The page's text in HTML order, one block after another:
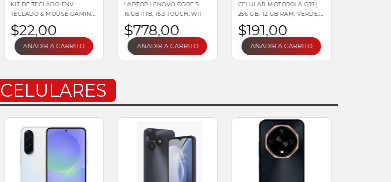
KIT DE TECLADO ENV
TECLADO & MOUSE GAMING
| MECÁNICO 3600 DPI
$22,00
AÑADIR A CARRITO
LAPTOP LENOVO CORE 5
16GB+1TB, 15.3 TOUCH, W11
$778,00
AÑADIR A CARRITO
CELULAR MOTOROLA G15 |
256 GB, 12 GB RAM, VERDE,
DUAL SIM
$191,00
AÑADIR A CARRITO
CELULARES